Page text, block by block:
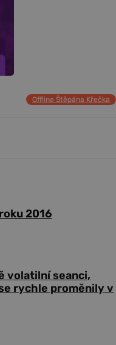
Offline Štěpána Křečka
2016
volatilní seanci,
rychle proměnily v